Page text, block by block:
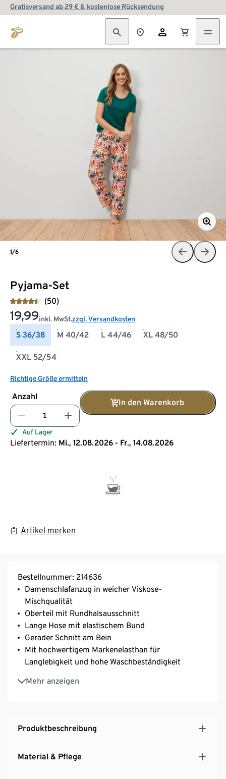
Gratisversand ab 29 € & kostenlose Rücksendung
Pyjama-Set
(50)
19,99inkl. MwSt.zzgl. Versandkosten
S 36/38 M 40/42 L 44/46 XL 48/50
XXL 52/54
Richtige Größe ermitteln
Anzahl
In den Warenkorb
Auf Lager
Liefertermin: Mi., 12.08.2026 - Fr., 14.08.2026
Artikel merken
1/6
Bestellnummer: 214636
Damenschlafanzug in weicher Viskose-
Mischqualität
Oberteil mit Rundhalsausschnitt
Lange Hose mit elastischem Bund
Gerader Schnitt am Bein
Mit hochwertigem Markenelasthan für
Langlebigkeit und hohe Waschbeständigkeit
Mehr anzeigen
Natürlich und hautfreundlich durch Baumwoll-
Viskose-Mix
Produktbeschreibung
Material & Pflege